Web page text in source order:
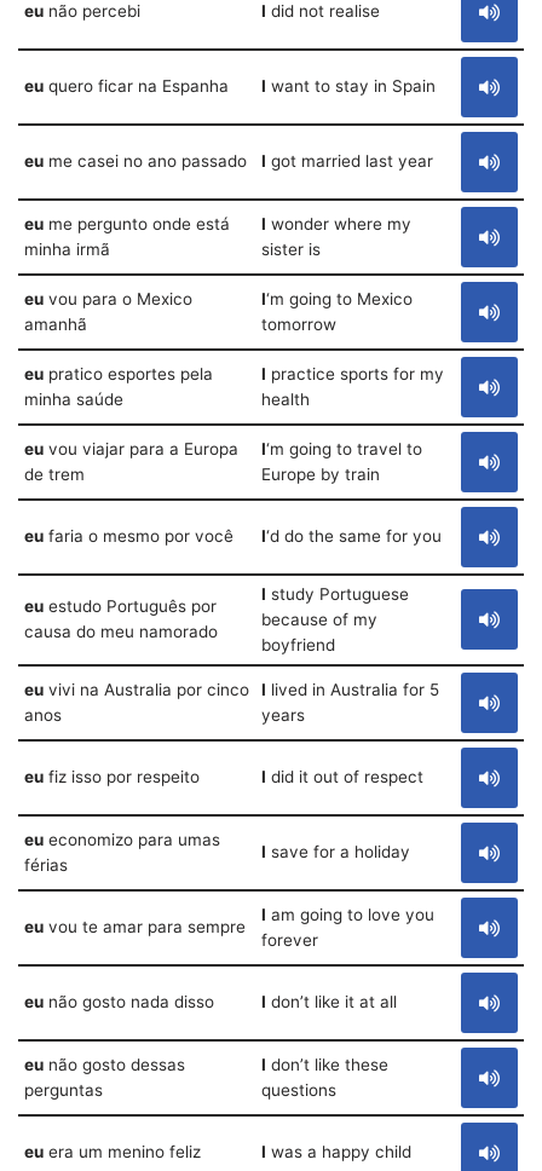
eu não percebi I did not realise
eu quero ficar na Espanha I want to stay in Spain
eu me casei no ano passado I got married last year
eu me pergunto onde está
minha irmã
I wonder where my
sister is
eu vou para o Mexico
amanhã
I‘m going to Mexico
tomorrow
eu pratico esportes pela
minha saúde
I practice sports for my
health
eu vou viajar para a Europa
de trem
I‘m going to travel to
Europe by train
eu faria o mesmo por você I‘d do the same for you
eu estudo Português por
causa do meu namorado
I study Portuguese
because of my
boyfriend
eu vivi na Australia por cinco
anos
I lived in Australia for 5
years
eu fiz isso por respeito I did it out of respect
eu economizo para umas
férias
I save for a holiday
eu vou te amar para sempre
I am going to love you
forever
eu não gosto nada disso I don’t like it at all
eu não gosto dessas
perguntas
I don’t like these
questions
eu era um menino feliz I was a happy child